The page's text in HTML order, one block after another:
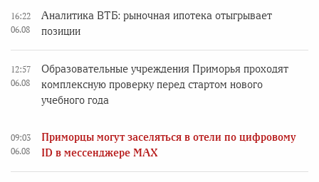
16:22
06.08
Аналитика ВТБ: рыночная ипотека отыгрывает
позиции
12:57
06.08
Образовательные учреждения Приморья проходят
комплексную проверку перед стартом нового
учебного года
09:03
06.08
Приморцы могут заселяться в отели по цифровому
ID в мессенджере MAX